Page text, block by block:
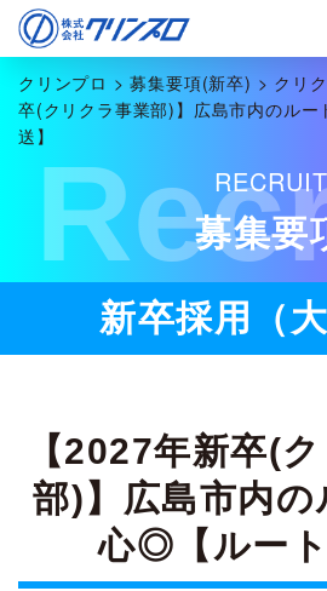
クリンプロ >募集要項(新卒) > クリ
卒(クリクラ事業部)】広島市内のル
送】
RECRUIT
募集要
新卒採用（大
【2027年新卒(
部)】広島市内の
心◎【ルート